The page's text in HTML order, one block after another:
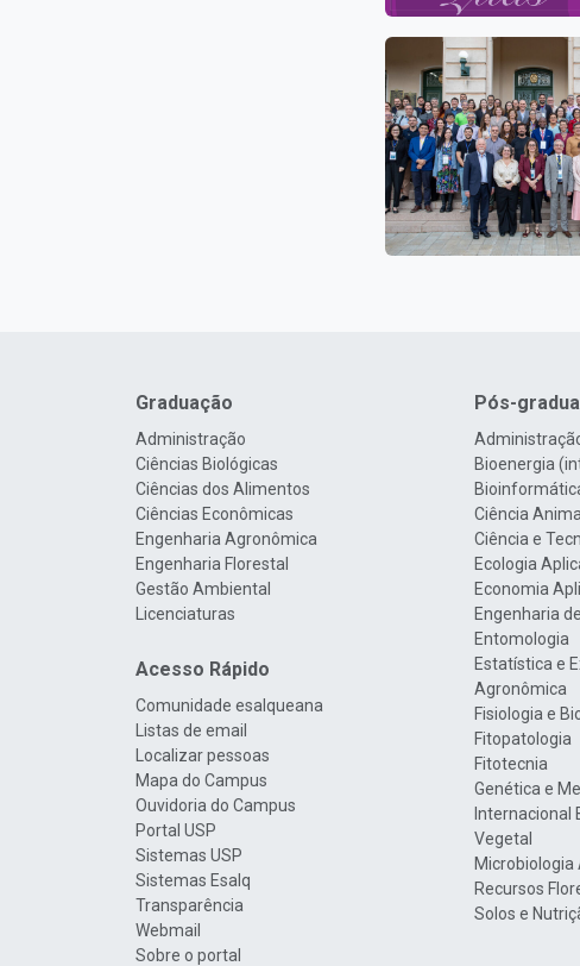
Graduação
Administração
Ciências Biológicas
Ciências dos Alimentos
Ciências Econômicas
Engenharia Agronômica
Engenharia Florestal
Gestão Ambiental
Licenciaturas
Acesso Rápido
Comunidade esalqueana
Listas de email
Localizar pessoas
Mapa do Campus
Ouvidoria do Campus
Portal USP
Sistemas USP
Sistemas Esalq
Transparência
Webmail
Sobre o portal
Pós-
Bioenergia
Ciência
Ciência e
Ecologia
Economia
Engenharia
Entomologia
Estatística e
Agronômica
Fisiologia e
Fitopatologia
Fitotecnia
Genética e
Internacional
Vegetal
Microbiologia
Recursos
Solos e